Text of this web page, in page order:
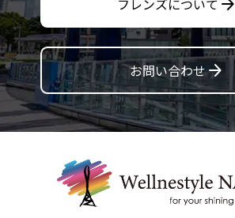
お問い合わせarrow_forward